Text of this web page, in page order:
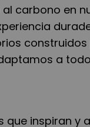
carbono en
a
que inspiran y